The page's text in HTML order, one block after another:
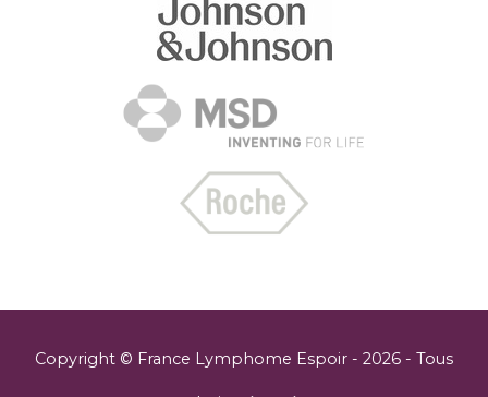
Copyright © France Lymphome Espoir - 2026 - Tous